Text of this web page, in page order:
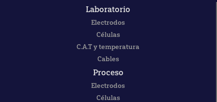
Laboratorio
Electrodos
Células
C.A.T y temperatura
Cables
Proceso
Electrodos
Células